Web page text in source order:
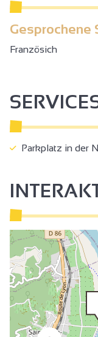
Gesprochene
Französich
Parkplatz in der